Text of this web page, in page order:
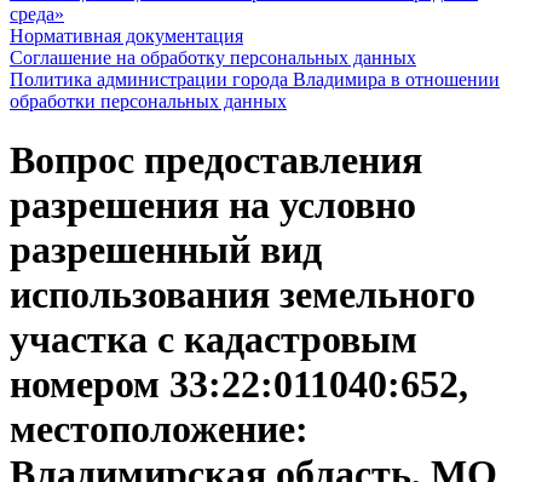
среда»
Нормативная документация
Соглашение на обработку персональных данных
Политика администрации города Владимира в отношении
обработки персональных данных
Вопрос предоставления
разрешения на условно
разрешенный вид
использования земельного
участка с кадастровым
номером 33:22:011040:652,
местоположение: